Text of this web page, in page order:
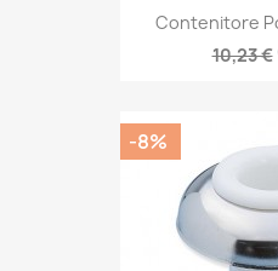
Contenitore
10,23 €
-8%